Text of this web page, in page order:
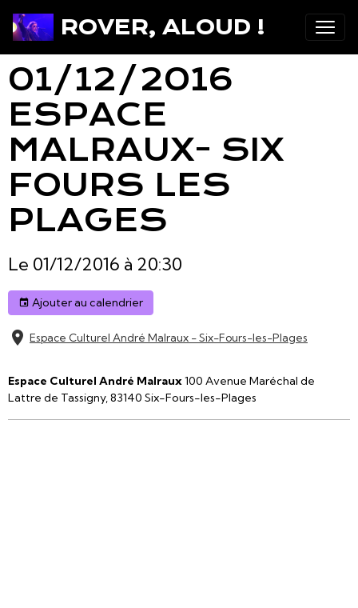
ROVER, ALOUD !
01/12/2016
ESPACE
MALRAUX- SIX
FOURS LES
PLAGES
Le 01/12/2016 à 20:30
Ajouter au calendrier
Espace Culturel André Malraux - Six-Fours-les-Plages
Espace Culturel André Malraux100 Avenue Maréchal de
Lattre de Tassigny, 83140 Six-Fours-les-Plages